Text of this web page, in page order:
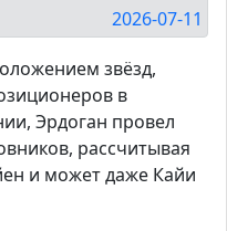
2026-07-11
звёзд,
в
Эрдоган провел
рассчитывая
и может даже Кайи